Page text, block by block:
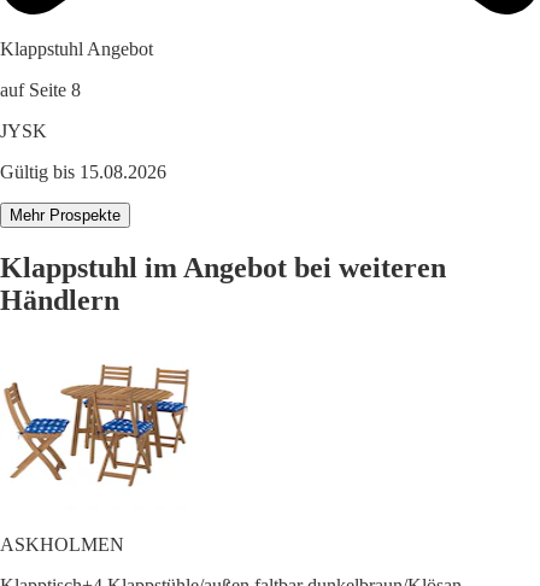
Klappstuhl Angebot
auf Seite 8
JYSK
Gültig bis 15.08.2026
Mehr Prospekte
Klappstuhl im Angebot bei weiteren
Händlern
ASKHOLMEN